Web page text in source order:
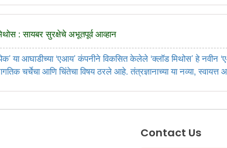
: सायबर सुरक्षेचे अभूतपूर्व आव्हान
या आघाडीच्या ‌‘एआय‌’ कंपनीने विकसित केलेले ‌‘क्लॉड मिथोस‌’ हे नवीन
चर्चेचा आणि चिंतेचा विषय ठरले आहे. तंत्रज्ञानाच्या या नव्या, स्वायत्त
Contact Us